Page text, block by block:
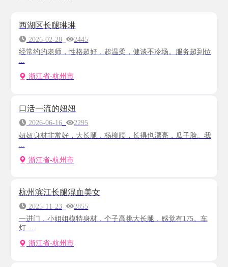
西湖区长腿琳琳
2026-02-28
2445
经常约的老师，性格超好，超温柔，健谈不冷场。服务超到位
...
浙江省-杭州市
口活一流的妞妞
2026-06-16
2295
妞妞身材非常好，大长腿，杨柳腰，长得也漂亮，瓜子脸。我
浙江省-杭州市
杭州滨江长腿混血美女
2025-11-23
2855
一进门，小姐姐模特身材，个子高挑大长腿，感觉有175。车
灯 ...
浙江省-杭州市